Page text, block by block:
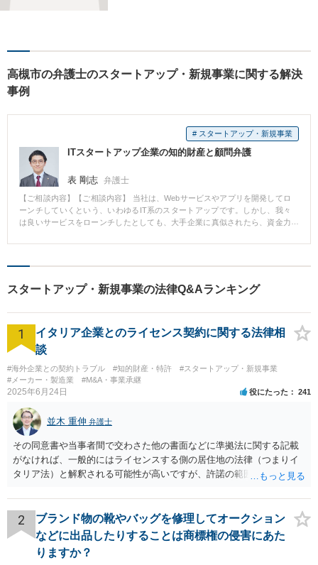
しっかりと聞き、法律の観点
事情に寄り添った対応が可能
高槻市の弁護士のスタートアップ・新規事業に関する解決
事例
# スタートアップ・新規事業
ITスタートアップ企業の知的財産と顧問弁護
表 剛志 弁護士
【ご相談内容】【ご相談内容】 当社は、Webサービスやアプリを開発してロ
ーンチしていくという、いわゆるIT系のスタートアップです。しかし、我々
は良いサービスをローンチしたとしても、大手企業に真似されたら、資金力
く必要性は感じていました。 【解決の過程と結果】 東京スタートアップ法律
ることにしました。現在商標は取得できて特許は出願中ですが、法律顧問に
いてくれるおかげで、事業に集中して取り組むことができています。また、
されないように、商標や特許を取得しておきたいとのご相談だったのです
が、お話を伺っていると顧問契約を締結させていただくのが一番良いと判断
しました。というのも、この会社では法律面の不安が事業の障壁になってい
ました。当事務所と顧問契約をいただくことによって、顧問料の範囲内で商
標や特許の申請を行い、日常的に契約書のやビジネスモデルの法的レビュー
も行うことによってできると判断したためです。そこで、顧問契約をしてい
ービス提供にとどまらず、継続的にサポートさせていただけることは、当事
務所にとっても大きな喜びです。
スタートアップ・新規事業の法律Q&Aランキング
1
イタリア企業とのライセンス契約に関する法律相
談
#海外企業との契約トラブル #知的財産・特許
#スタートアップ・新規事業
#メーカー・製造業
#M&A・事業承継
2025年6月24日 役にたった 241
並木 重伸 弁護士
その同意書や当事者間で交わさた他の書面などに準拠法に関する記載
がなければ、一般的にはライセンスする側の居住地の法律（つまりイ
タリア法）と解釈される可能性が高いですが、許諾の範囲が日本国内
あります。 なお、仮に日本法になるとしても、新しい会社との間で契
約が有効かどうかは、ライセンスされた権利の種類（著作権、商標
権、特許権など）や契約の時期などを見て判断する必要があります。
いずれにせよ具体的事情が分からないと確定的な回答は難しいと思わ
れますので、弁護士に直接相談されることをお勧めします。
2
ブランド物の靴やバッグを修理してオークション
などに出品したりすることは商標権の侵害にあた
りますか？